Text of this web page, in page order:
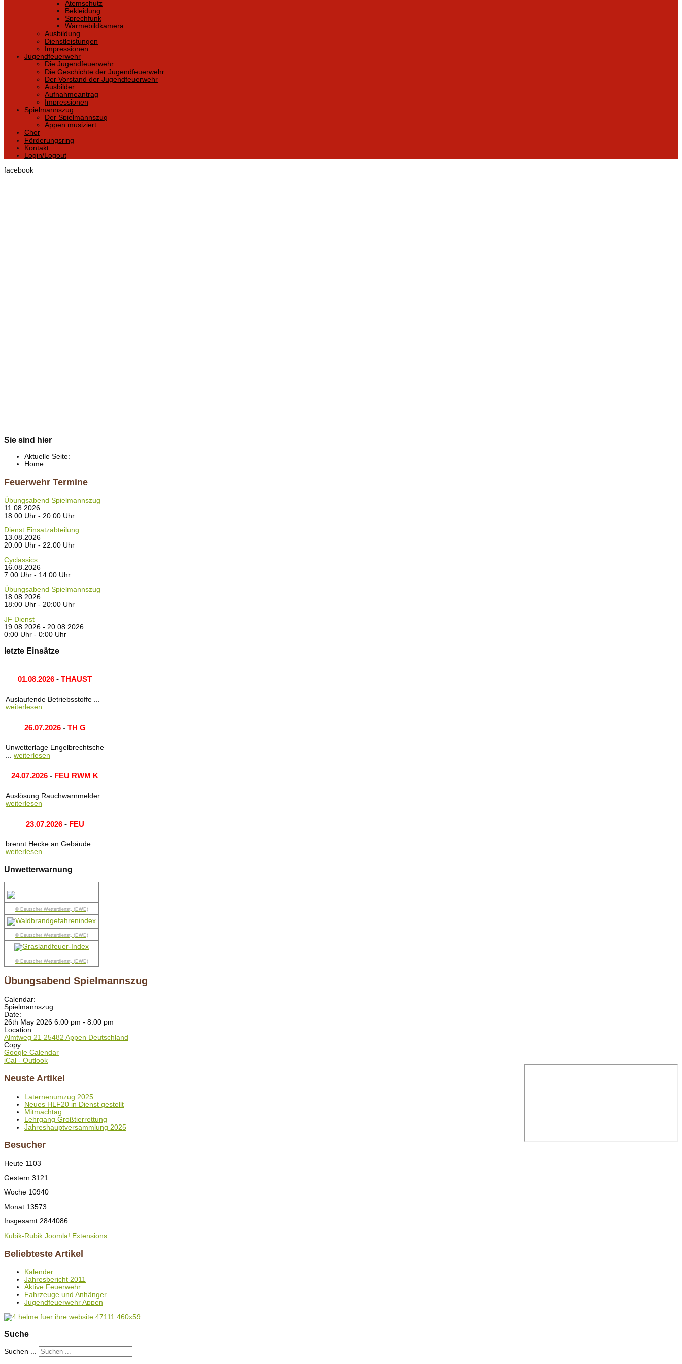
Atemschutz
Bekleidung
Sprechfunk
Wärmebildkamera
Ausbildung
Dienstleistungen
Impressionen
Jugendfeuerwehr
Die Jugendfeuerwehr
Die Geschichte der Jugendfeuerwehr
Der Vorstand der Jugendfeuerwehr
Ausbilder
Aufnahmeantrag
Impressionen
Spielmannszug
Der Spielmannszug
Appen musiziert
Chor
Förderungsring
Kontakt
Login/Logout
facebook
Sie sind hier
Aktuelle Seite:
Home
Feuerwehr Termine
Übungsabend Spielmannszug
11.08.2026
18:00 Uhr - 20:00 Uhr
Dienst Einsatzabteilung
13.08.2026
20:00 Uhr - 22:00 Uhr
Cyclassics
16.08.2026
7:00 Uhr - 14:00 Uhr
Übungsabend Spielmannszug
18.08.2026
18:00 Uhr - 20:00 Uhr
JF Dienst
19.08.2026 - 20.08.2026
0:00 Uhr - 0:00 Uhr
letzte Einsätze
01.08.2026 - THAUST
Auslaufende Betriebsstoffe ...
weiterlesen
26.07.2026- TH G
Unwetterlage Engelbrechtsche
... weiterlesen
24.07.2026 - FEU RWM K
Auslösung Rauchwarnmelder
weiterlesen
23.07.2026- FEU
brennt Hecke an Gebäude
weiterlesen
Unwetterwarnung
© Deutscher Wetterdienst, (DWD)
© Deutscher Wetterdienst, (DWD)
© Deutscher Wetterdienst, (DWD)
Übungsabend Spielmannszug
Calendar:
Spielmannszug
Date:
26th May 2026 6:00 pm - 8:00 pm
Location:
Almtweg 21 25482 Appen Deutschland
Copy:
Google Calendar
iCal - Outlook
Neuste Artikel
Laternenumzug 2025
Neues HLF20 in Dienst gestellt
Mitmachtag
Lehrgang Großtierrettung
Jahreshauptversammlung 2025
Besucher
Heute 1103
Gestern 3121
Woche 10940
Monat 13573
Insgesamt 2844086
Kubik-Rubik Joomla! Extensions
Beliebteste Artikel
Kalender
Jahresbericht 2011
Aktive Feuerwehr
Fahrzeuge und Anhänger
Jugendfeuerwehr Appen
Suche
Suchen ...